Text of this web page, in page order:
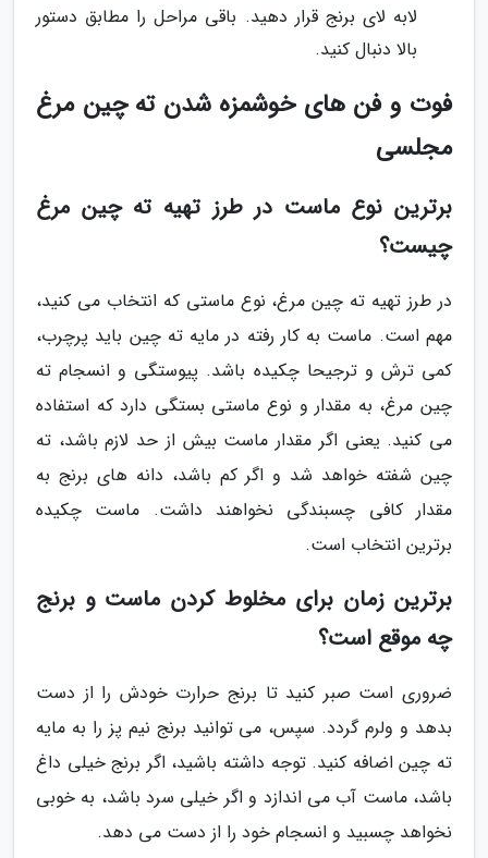
لابه لای برنج قرار دهید. باقی مراحل را مطابق دستور
بالا دنبال کنید.
فوت و فن های خوشمزه شدن ته چین مرغ
مجلسی
برترین نوع ماست در طرز تهیه ته چین مرغ
چیست؟
در طرز تهیه ته چین مرغ، نوع ماستی که انتخاب می کنید،
مهم است. ماست به کار رفته در مایه ته چین باید پرچرب،
کمی ترش و ترجیحا چکیده باشد. پیوستگی و انسجام ته
چین مرغ، به مقدار و نوع ماستی بستگی دارد که استفاده
می کنید. یعنی اگر مقدار ماست بیش از حد لازم باشد، ته
چین شفته خواهد شد و اگر کم باشد، دانه های برنج به
مقدار کافی چسبندگی نخواهند داشت. ماست چکیده
برترین انتخاب است.
برترین زمان برای مخلوط کردن ماست و برنج
چه موقع است؟
ضروری است صبر کنید تا برنج حرارت خودش را از دست
بدهد و ولرم گردد. سپس، می توانید برنج نیم پز را به مایه
ته چین اضافه کنید. توجه داشته باشید، اگر برنج خیلی داغ
باشد، ماست آب می اندازد و اگر خیلی سرد باشد، به خوبی
نخواهد چسبید و انسجام خود را از دست می دهد.